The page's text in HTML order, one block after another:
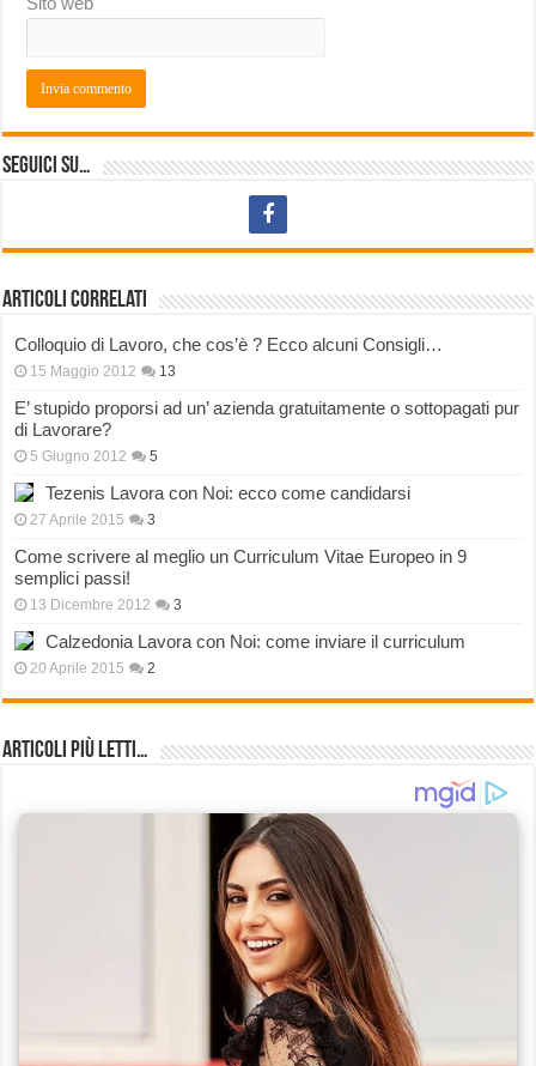
Seguici su…
Articoli correlati
Colloquio di Lavoro, che cos’è ? Ecco alcuni Consigli…
15 Maggio 2012 13
E’ stupido proporsi ad un’ azienda gratuitamente o sottopagati pur
di Lavorare?
5 Giugno 2012 5
Tezenis Lavora con Noi: ecco come candidarsi
27 Aprile 2015 3
Come scrivere al meglio un Curriculum Vitae Europeo in 9
semplici passi!
13 Dicembre 2012 3
Calzedonia Lavora con Noi: come inviare il curriculum
20 Aprile 2015 2
Articoli più Letti…